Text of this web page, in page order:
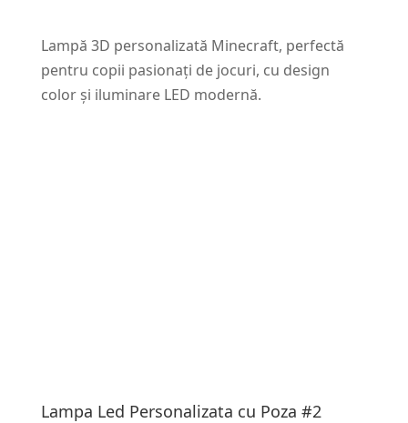
Lampă 3D personalizată Minecraft, perfectă
pentru copii pasionați de jocuri, cu design
color și iluminare LED modernă.
Lampa Led Personalizata cu Poza #2